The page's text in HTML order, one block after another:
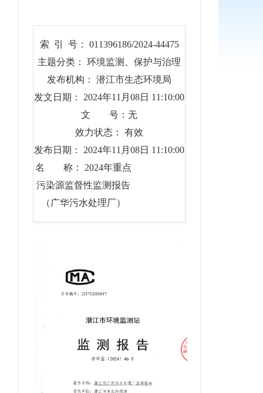
索 引 号： 011396186/2024-44475
主题分类： 环境监测、保护与治理
发布机构： 潜江市生态环境局
发文日期： 2024年11月08日 11:10:00
文 号：无
效力状态： 有效
发布日期： 2024年11月08日 11:10:00
名 称： 2024年重点
污染源监督性监测报告
（广华污水处理厂）